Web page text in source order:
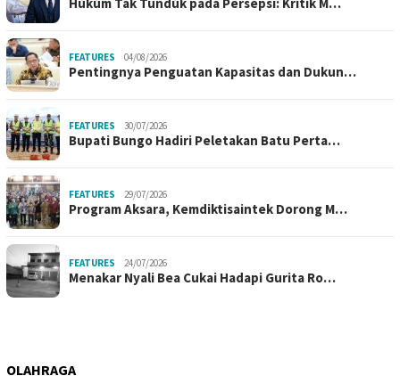
FEATURES 04/08/2026
Pentingnya Penguatan Kapasitas dan Dukun…
FEATURES 30/07/2026
Bupati Bungo Hadiri Peletakan Batu Perta…
FEATURES 29/07/2026
Program Aksara, Kemdiktisaintek Dorong M…
FEATURES 24/07/2026
Menakar Nyali Bea Cukai Hadapi Gurita Ro…
OLAHRAGA